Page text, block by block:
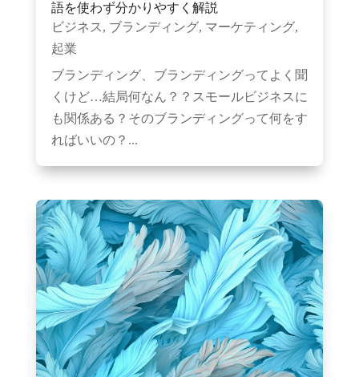
語を使わず分かりやすく解説
ビジネス , ブランディング, マーケティング,
起業
ブランディング、ブランディングってよく聞
くけど…結局何なん？？スモールビジネスに
も関係ある？そのブランディングって何をす
ればいいの？...